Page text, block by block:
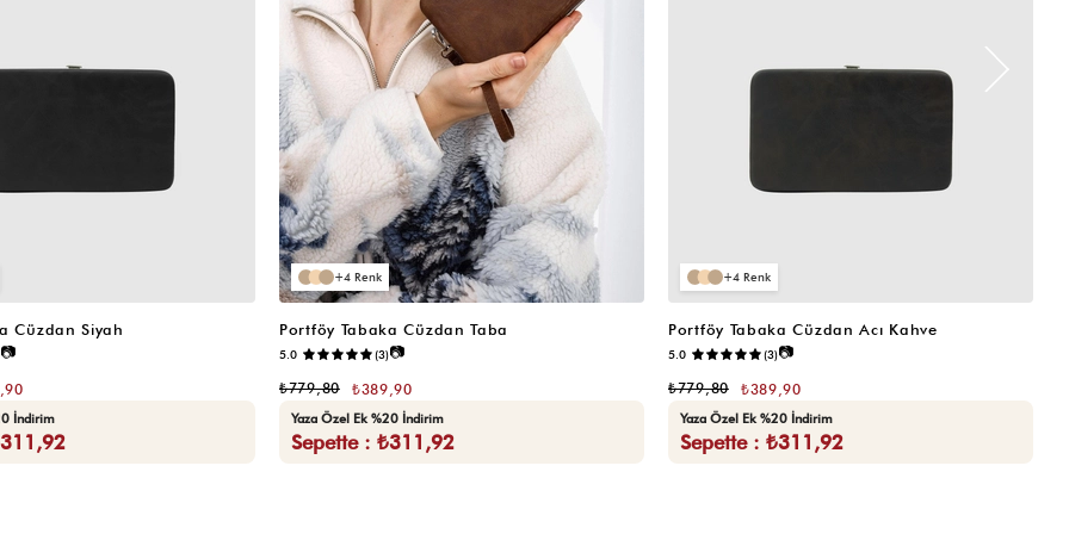
Cüzdan Siyah
📷
İndirim
4
Portföy Tabaka Cüzdan Taba
5.0 (3)📷
₺389,90
₺779,80
Yaza Özel Ek %20 İndirim
Sepette : ₺311,92
4
Portföy Tabaka Cüzdan Acı Kahve
5.0 (3)📷
₺389,90
₺779,80
Yaza Özel Ek %20 İndirim
Sepette : ₺311,92